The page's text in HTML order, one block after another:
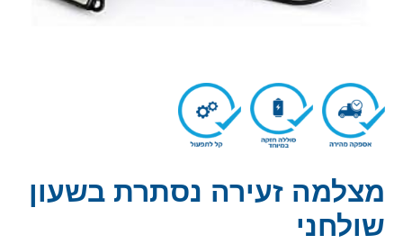
מצלמה זעירה נסתרת בשעון
שולחני